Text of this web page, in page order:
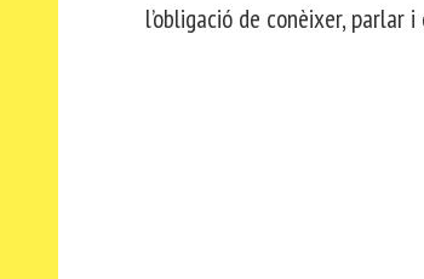
l’obligació de conèixer, parlar